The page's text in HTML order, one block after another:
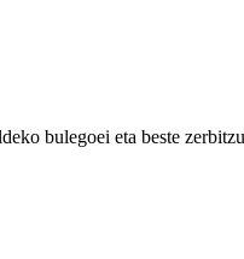
bulegoei eta beste